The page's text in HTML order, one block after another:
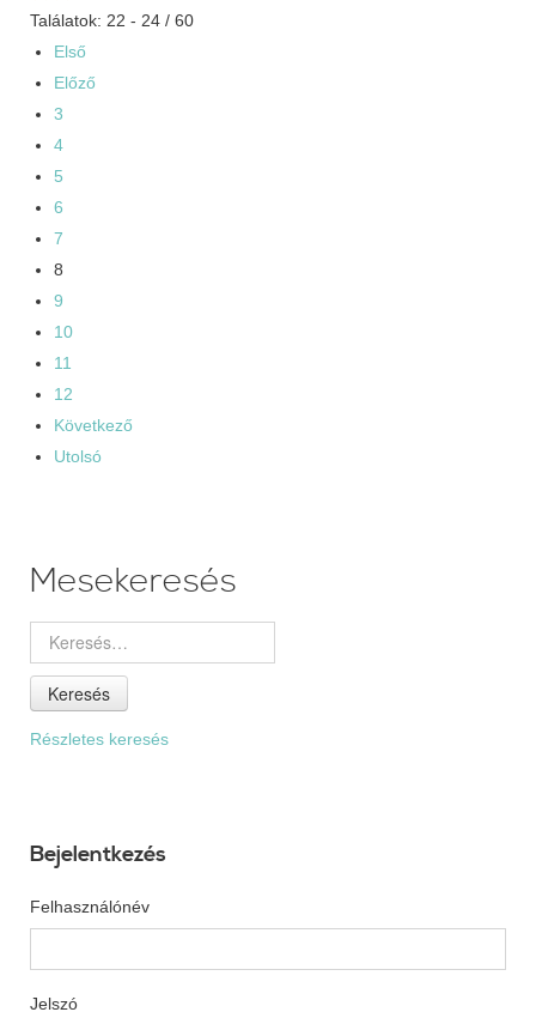
Találatok: 22 - 24 / 60
Első
Előző
3
4
5
6
7
8
9
10
11
12
Következő
Utolsó
Mesekeresés
Keresés
Részletes keresés
Bejelentkezés
Felhasználónév
Jelszó